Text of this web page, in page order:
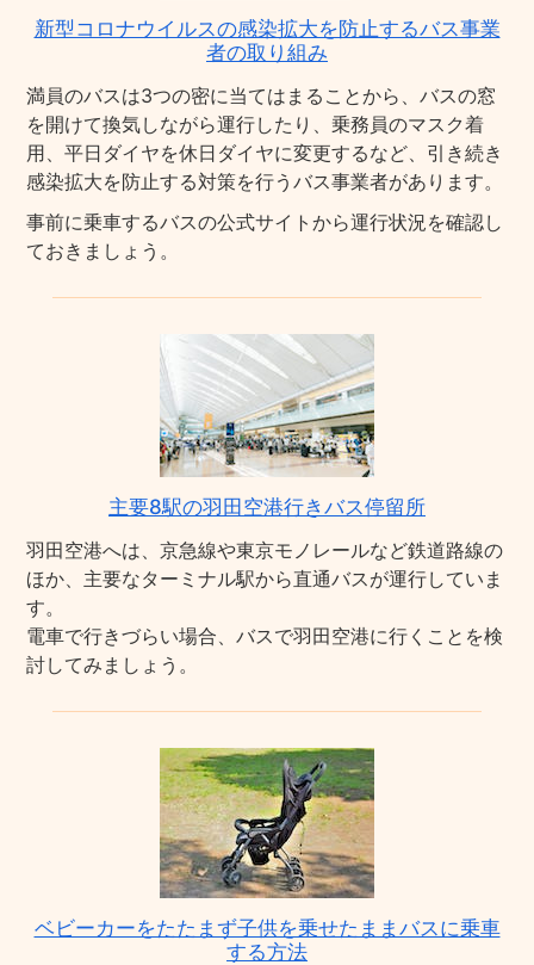
新型コロナウイルスの感染拡大を防止するバス事業
者の取り組み
満員のバスは3つの密に当てはまることから、バスの窓
を開けて換気しながら運行したり、乗務員のマスク着
用、平日ダイヤを休日ダイヤに変更するなど、引き続き
感染拡大を防止する対策を行うバス事業者があります。
事前に乗車するバスの公式サイトから運行状況を確認し
ておきましょう。
主要8駅の羽田空港行きバス停留所
羽田空港へは、京急線や東京モノレールなど鉄道路線の
ほか、主要なターミナル駅から直通バスが運行していま
す。
電車で行きづらい場合、バスで羽田空港に行くことを検
討してみましょう。
ベビーカーをたたまず子供を乗せたままバスに乗車
する方法